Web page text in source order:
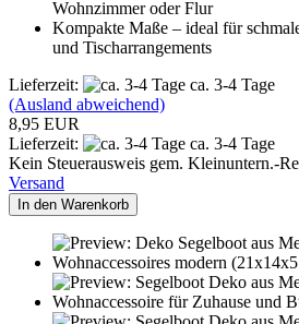
Wohnzimmer oder Flur
Kompakte Maße – ideal für
und Tischarrangements
Lieferzeit:
ca. 3-4 Tage
(Ausland abweichend)
8,95 EUR
Lieferzeit:
ca. 3-4 Tage
Kein Steuerausweis gem. Kleinuntern.-
Versand
In den Warenkorb